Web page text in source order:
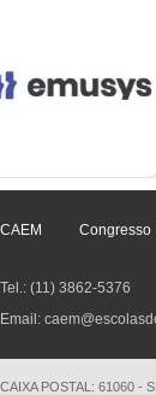
CAEM Congresso
Tel.: (11) 3862-5376
Email:
CAIXA POSTAL: 61060 -